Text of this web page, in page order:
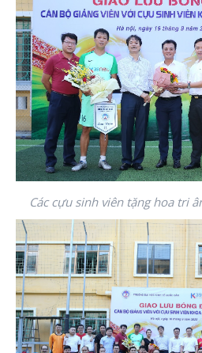
Các cựu sinh viên tặng hoa tri